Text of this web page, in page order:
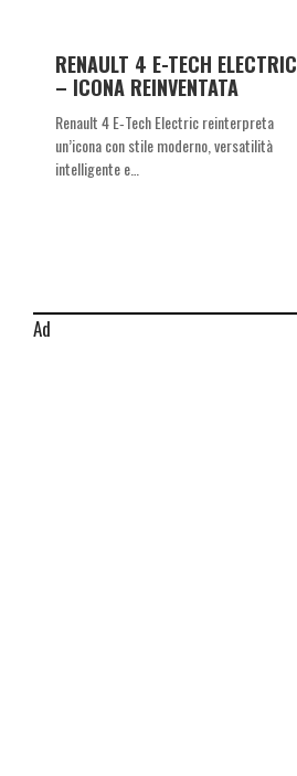
RENAULT 4 E-TECH ELECTRIC
– ICONA REINVENTATA
Renault 4 E‑Tech Electric reinterpreta
un’icona con stile moderno, versatilità
intelligente e…
Ad